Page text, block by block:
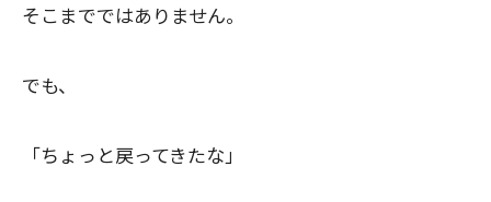
そこまでではありません。
でも、
「ちょっと戻ってきたな」